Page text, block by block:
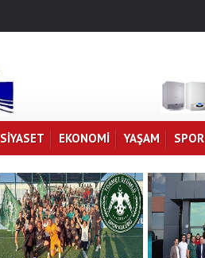
SIYASET EKONOMI YAŞAM SPOR